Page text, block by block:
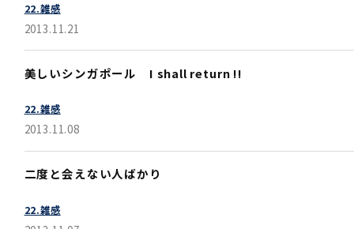
22.雑感
2013.11.21
美しいシンガポール I shall return !!
22.雑感
2013.11.08
二度と会えない人ばかり
22.雑感